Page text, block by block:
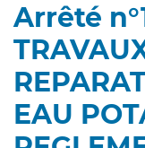
Arrêté
EAU